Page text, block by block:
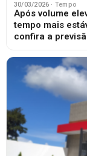
30/03/2026 · Tempo
Após volume
tempo mais
confira a